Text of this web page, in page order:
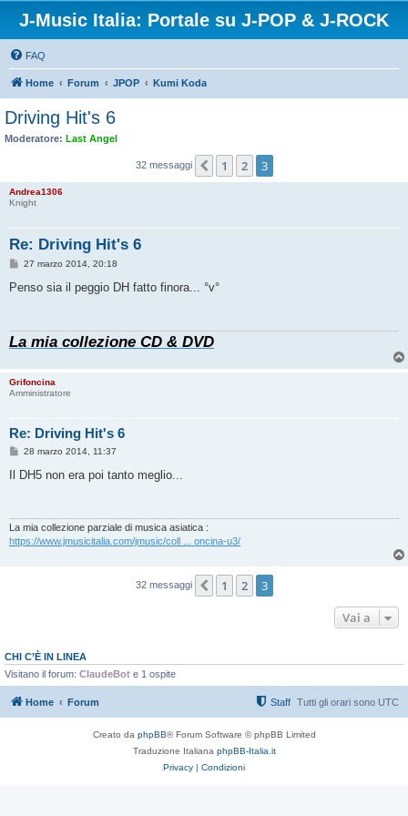
J-Music Italia: Portale su J-POP & J-ROCK
FAQ
Home Forum JPOP Kumi Koda
Driving Hit's 6
Moderatore: Last Angel
32 messaggi Precedente
1 2 3
Andrea1306
Knight
Re: Driving Hit's 6
M
s
i
o
27 marzo 2014, 20:18
Penso sia il peggio DH fatto finora... °v°
La mia collezione CD & DVD
Grifoncina
Amministratore
Re: Driving Hit's 6
M
s
i
o
28 marzo 2014, 11:37
Il DH5 non era poi tanto meglio...
La mia collezione parziale di musica asiatica :
https://www.jmusicitalia.com/jmusic/coll ... oncina-u3/
32 messaggi Precedente
1 2
3
Vai a
CHI C’È IN LINEA
Visitano il forum: ClaudeBot e 1 ospite
Home Forum Tutti gli orari sono UTC
Staff
Creato da phpBB® Forum Software © phpBB Limited
Traduzione Italiana phpBB-Italia.it
Privacy | Condizioni